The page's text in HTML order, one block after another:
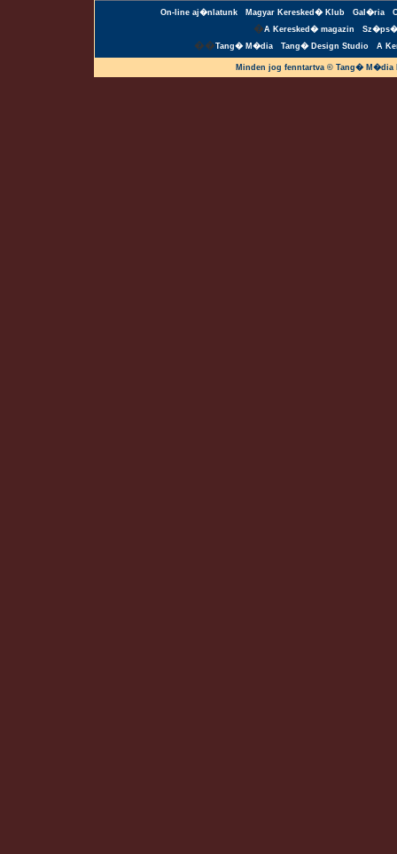
On-line aj�nlatunk Magyar Keresked� Klub Gal�ria
�A Keresked� magazin
��Tang� M�dia Tang� Design Studio A
Minden jog fenntartva © Tang�